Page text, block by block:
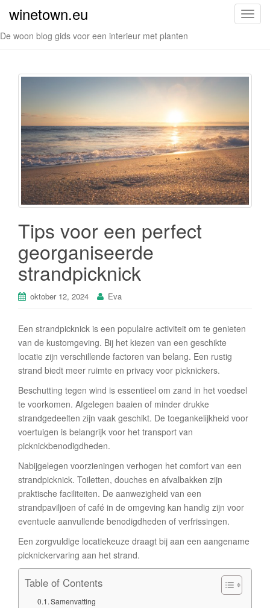
S
k
a
v
g
a
t
i
winetown.eu
De woon blog gids voor een interieur met planten
Tips voor een perfect
georganiseerde
strandpicknick
oktober 12, 2024 Eva
Een strandpicknick is een populaire activiteit om te genieten
van de kustomgeving. Bij het kiezen van een geschikte
locatie zijn verschillende factoren van belang. Een rustig
strand biedt meer ruimte en privacy voor picknickers.
Beschutting tegen wind is essentieel om zand in het voedsel
te voorkomen. Afgelegen baaien of minder drukke
strandgedeelten zijn vaak geschikt. De toegankelijkheid voor
voertuigen is belangrijk voor het transport van
picknickbenodigdheden.
Nabijgelegen voorzieningen verhogen het comfort van een
strandpicknick. Toiletten, douches en afvalbakken zijn
praktische faciliteiten. De aanwezigheid van een
strandpaviljoen of café in de omgeving kan handig zijn voor
eventuele aanvullende benodigdheden of verfrissingen.
Een zorgvuldige locatiekeuze draagt bij aan een aangename
picknickervaring aan het strand.
Table of Contents
Samenvatting